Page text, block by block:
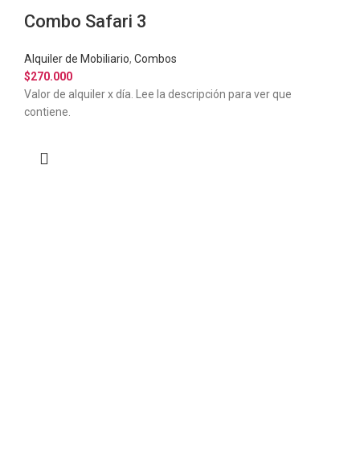
Combo Safari 3
Alquiler de Mobiliario, Combos
$270.000
Valor de alquiler x día. Lee la descripción para ver que
contiene.